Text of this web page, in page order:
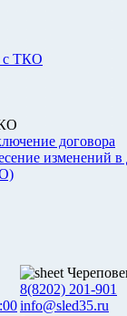
с ТКО
договора
изменений в
8(8202) 201-901
info@sled35.ru